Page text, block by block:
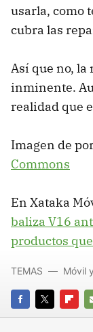
usarla, como
cubra las
Así que no, la
inminente.
realidad que
Imagen de
Commons
En Xataka
baliza V16
productos
FACEBOOK
TWITTER
TEMAS Móvil